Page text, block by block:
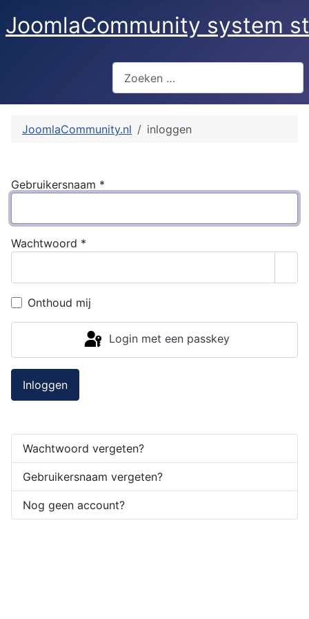
JoomlaCommunity system
JoomlaCommunity.nl inloggen
Gebruikersnaam *
Wachtwoord *
Onthoud mij
Login met een passkey
Inloggen
Wachtwoord vergeten?
Gebruikersnaam vergeten?
Nog geen account?